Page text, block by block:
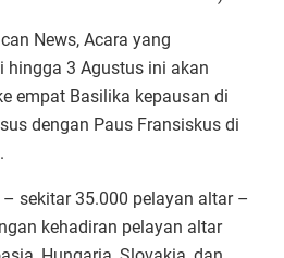
News, Acara yang
hingga 3 Agustus ini akan
empat Basilika kepausan di
dengan Paus Fransiskus di
sekitar 35.000 pelayan altar –
kehadiran pelayan altar